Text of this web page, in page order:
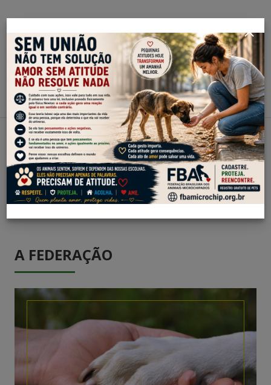
FEDERAÇÃO BRASILEIRA DOS ANIMAIS
1 2 3 4 5 6
A FEDERAÇÃO